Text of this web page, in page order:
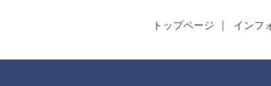
トップページ インフ